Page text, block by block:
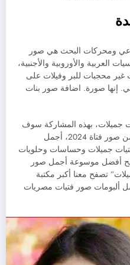
ومحركات البحث هي صور
العربية والأوروبية والأجنبية،
محجبات للبر وفيلات على
إنها صورة. اضافة صور بنات
بهذه المشاركة سوف
تجدين معنا أجمل مجموعة جديدة من صور فتاة 2024، أجمل
جميلات وحساسات وحلويات
أفضل موسوعة أجمل صور
تصفح معنا أكبر مكتبة
ألبومات صور فتيات مصريات